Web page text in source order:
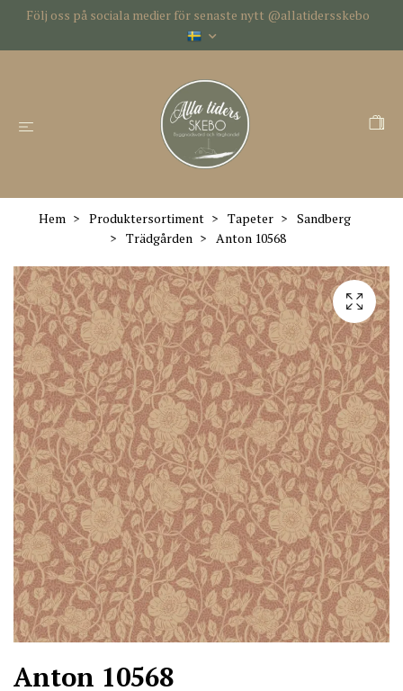
Följ oss på sociala medier för senaste nytt @allatidersskebo
Hem Produktersortiment Tapeter
Sandberg
Trädgården
Anton 10568
Anton 10568